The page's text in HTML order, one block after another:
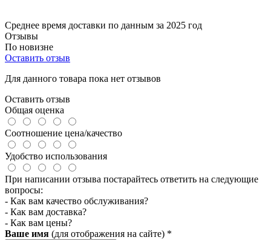
Среднее время доставки по данным за 2025 год
Отзывы
По новизне
Оставить отзыв
Для данного товара пока нет отзывов
Оставить отзыв
Общая оценка
Соотношение цена/качество
Удобство использования
При написании отзыва постарайтесь ответить на следующие
вопросы:
- Как вам качество обслуживания?
- Как вам доставка?
- Как вам цены?
Ваше имя (для отображения на сайте) *